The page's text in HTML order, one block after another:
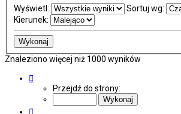
Wyświetl:
Sortuj wg:
Kierunek:
Znaleziono więcej niż 1000 wyników
Przejdź do strony: